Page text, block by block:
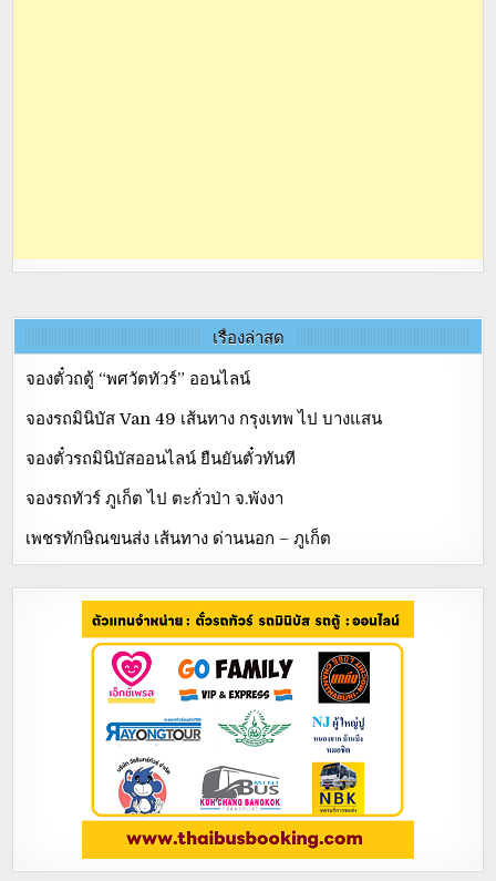
เรื่องล่าสุด
จองตั๋วถตู้ “พศวัตทัวร์” ออนไลน์
จองรถมินิบัส Van 49 เส้นทาง กรุงเทพ ไป บางแสน
จองตั๋วรถมินิบัสออนไลน์ ยืนยันตั๋วทันที
จองรถทัวร์ ภูเก็ต ไป ตะกั่วป่า จ.พังงา
เพชรทักษิณขนส่ง เส้นทาง ด่านนอก – ภูเก็ต